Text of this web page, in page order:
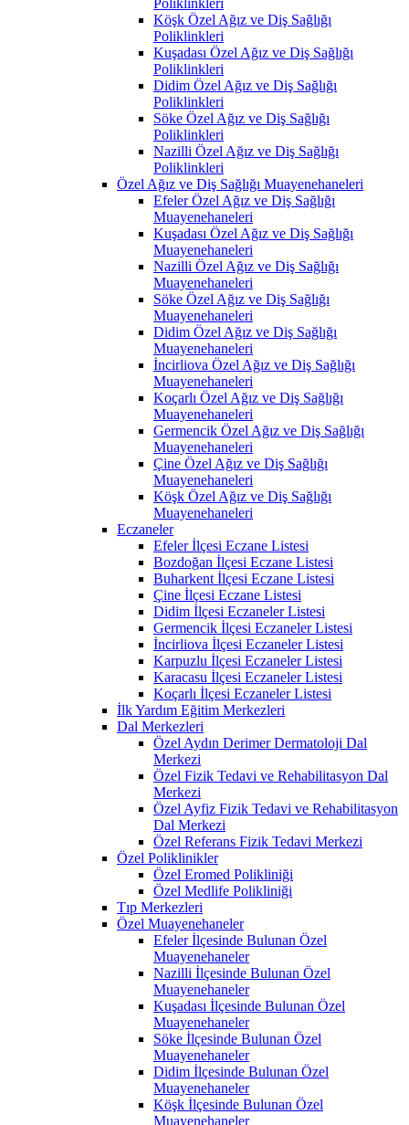
Köşk Özel Ağız ve Diş Sağlığı
Poliklinkleri
Kuşadası Özel Ağız ve Diş Sağlığı
Poliklinkleri
Didim Özel Ağız ve Diş Sağlığı
Poliklinkleri
Söke Özel Ağız ve Diş Sağlığı
Poliklinkleri
Nazilli Özel Ağız ve Diş Sağlığı
Poliklinkleri
Özel Ağız ve Diş Sağlığı Muayenehaneleri
Efeler Özel Ağız ve Diş Sağlığı
Muayenehaneleri
Kuşadası Özel Ağız ve Diş Sağlığı
Muayenehaneleri
Nazilli Özel Ağız ve Diş Sağlığı
Muayenehaneleri
Söke Özel Ağız ve Diş Sağlığı
Muayenehaneleri
Didim Özel Ağız ve Diş Sağlığı
Muayenehaneleri
İncirliova Özel Ağız ve Diş Sağlığı
Muayenehaneleri
Koçarlı Özel Ağız ve Diş Sağlığı
Muayenehaneleri
Germencik Özel Ağız ve Diş Sağlığı
Muayenehaneleri
Çine Özel Ağız ve Diş Sağlığı
Muayenehaneleri
Köşk Özel Ağız ve Diş Sağlığı
Muayenehaneleri
Eczaneler
Efeler İlçesi Eczane Listesi
Bozdoğan İlçesi Eczane Listesi
Buharkent İlçesi Eczane Listesi
Çine İlçesi Eczane Listesi
Didim İlçesi Eczaneler Listesi
Germencik İlçesi Eczaneler Listesi
İncirliova İlçesi Eczaneler Listesi
Karpuzlu İlçesi Eczaneler Listesi
Karacasu İlçesi Eczaneler Listesi
Koçarlı İlçesi Eczaneler Listesi
İlk Yardım Eğitim Merkezleri
Dal Merkezleri
Özel Aydın Derimer Dermatoloji Dal
Merkezi
Özel Fizik Tedavi ve Rehabilitasyon Dal
Merkezi
Özel Ayfiz Fizik Tedavi ve Rehabilitasyon
Dal Merkezi
Özel Referans Fizik Tedavi Merkezi
Özel Poliklinikler
Özel Eromed Polikliniği
Özel Medlife Polikliniği
Tıp Merkezleri
Özel Muayenehaneler
Efeler İlçesinde Bulunan Özel
Muayenehaneler
Nazilli İlçesinde Bulunan Özel
Muayenehaneler
Kuşadası İlçesinde Bulunan Özel
Muayenehaneler
Söke İlçesinde Bulunan Özel
Muayenehaneler
Didim İlçesinde Bulunan Özel
Muayenehaneler
Köşk İlçesinde Bulunan Özel
Muayenehaneler